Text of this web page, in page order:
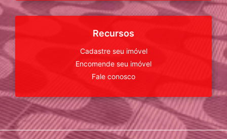
Recursos
Cadastre seu imóvel
Encomende seu imóvel
Fale conosco